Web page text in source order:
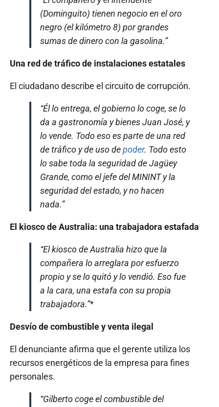
(Dominguito) tienen negocio en el oro
negro (el kilómetro 8) por grandes
sumas de dinero con la gasolina.”
Una red de tráfico de instalaciones estatales
El ciudadano describe el circuito de corrupción.
“Él lo entrega, el gobierno lo coge, se lo
da a gastronomía y bienes Juan José, y
lo vende. Todo eso es parte de una red
de tráfico y de uso depoder. Todo esto
lo sabe toda la seguridad de Jagüey
Grande, como el jefe del MININT y la
seguridad del estado, y no hacen
nada.”
El kiosco de Australia: una trabajadora estafada
“El kiosco de Australia hizo que la
compañera lo arreglara por esfuerzo
propio y se lo quitó y lo vendió. Eso fue
a la cara, una estafa con su propia
trabajadora.”*
Desvío de combustible y venta ilegal
El denunciante afirma que el gerente utiliza los
recursos energéticos de la empresa para fines
personales.
“Gilberto coge el combustible del